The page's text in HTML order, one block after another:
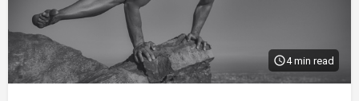
4 min read